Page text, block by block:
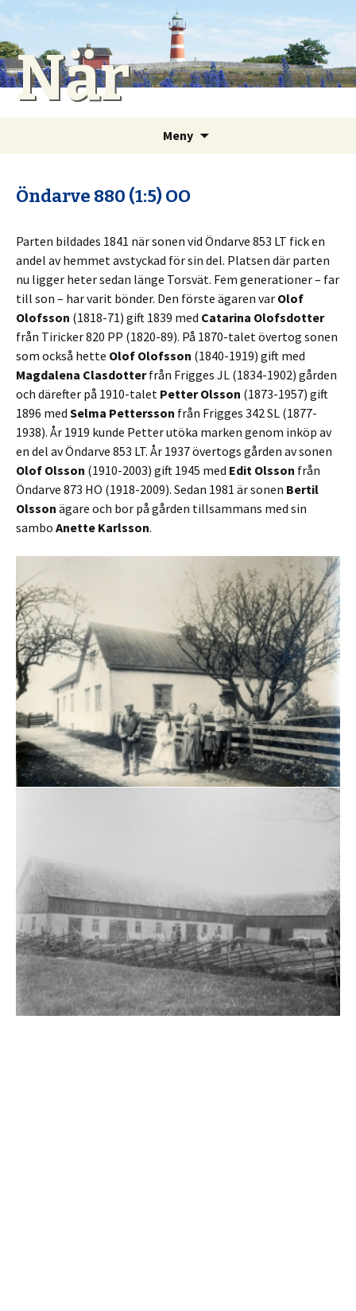
När
Meny
Öndarve 880 (1:5) OO
Parten bildades 1841 när sonen vid Öndarve 853 LT fick en
andel av hemmet avstyckad för sin del. Platsen där parten
nu ligger heter sedan länge Torsvät. Fem generationer – far
till son – har varit bönder. Den förste ägaren var Olof
Olofsson (1818-71) gift 1839 med Catarina Olofsdotter
från Tiricker 820 PP (1820-89). På 1870-talet övertog sonen
som också hette Olof Olofsson (1840-1919) gift med
Magdalena Clasdotterfrån Frigges JL (1834-1902) gården
och därefter på 1910-talet Petter Olsson (1873-1957) gift
1896 med Selma Pettersson från Frigges 342 SL (1877-
1938). År 1919 kunde Petter utöka marken genom inköp av
en del av Öndarve 853 LT. År 1937 övertogs gården av sonen
Olof Olsson (1910-2003) gift 1945 med Edit Olsson från
Öndarve 873 HO (1918-2009). Sedan 1981 är sonen Bertil
Olsson ägare och bor på gården tillsammans med sin
sambo Anette Karlsson.